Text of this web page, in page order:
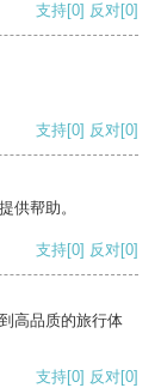
支持[0] 反对[0]
支持[0] 反对[0]
供帮助。
支持[0] 反对[0]
高品质的旅行体
支持[0] 反对[0]